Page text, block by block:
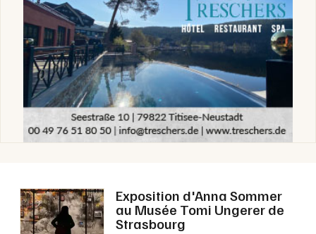
Exposition d'Anna Sommer
au Musée Tomi Ungerer de
Strasbourg